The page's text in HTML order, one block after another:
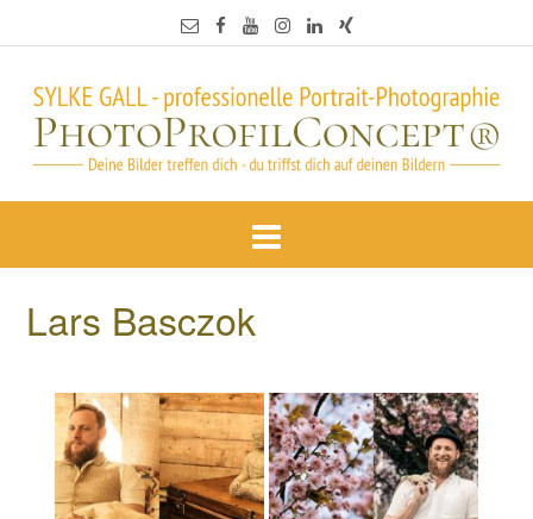
Lars Basczok